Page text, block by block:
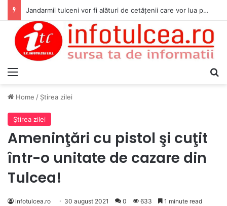
Jandarmii tulceni vor fi alături de cetățenii care vor lua parte la Festivalul Folk Țestos
Home / Ştirea zilei
Ştirea zilei
Ameninţări cu pistol şi cuţit
într-o unitate de cazare din
Tulcea!
infotulcea.ro 30 august 2021 0 633 1 minute read